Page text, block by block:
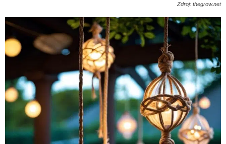
Zdroj: thegrow.net